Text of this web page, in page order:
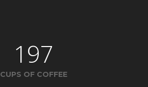
197
CUPS OF COFFEE